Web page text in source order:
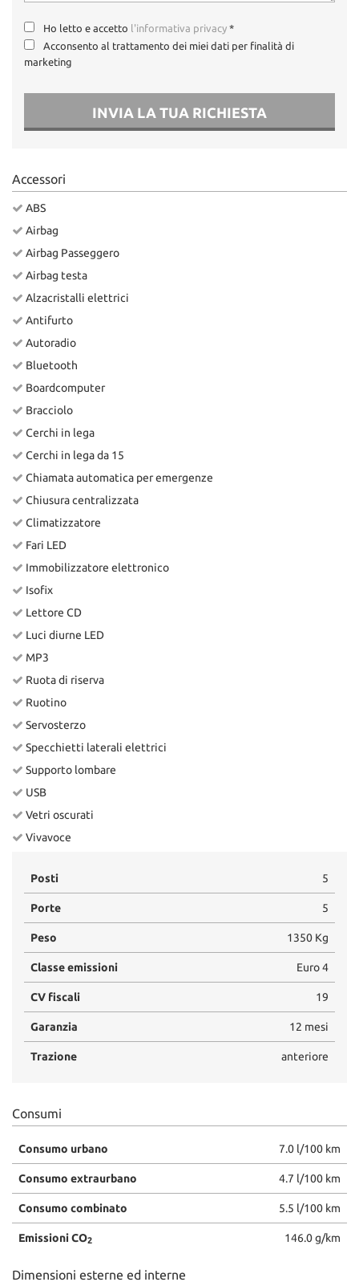
Ho letto e accetto l'informativa privacy *
Acconsento al trattamento dei miei dati per finalità di
marketing
INVIA LA TUA RICHIESTA
Accessori
ABS
Airbag
Airbag Passeggero
Airbag testa
Alzacristalli elettrici
Antifurto
Autoradio
Bluetooth
Boardcomputer
Bracciolo
Cerchi in lega
Cerchi in lega da 15
Chiamata automatica per emergenze
Chiusura centralizzata
Climatizzatore
Fari LED
Immobilizzatore elettronico
Isofix
Lettore CD
Luci diurne LED
MP3
Ruota di riserva
Ruotino
Servosterzo
Specchietti laterali elettrici
Supporto lombare
USB
Vetri oscurati
Vivavoce
Posti 5
Porte 5
Peso 1350 Kg
Classe emissioni Euro 4
CV fiscali 19
Garanzia 12 mesi
Trazione anteriore
Consumi
Consumo urbano 7.0 l/100 km
Consumo extraurbano 4.7 l/100 km
Consumo combinato 5.5 l/100 km
Emissioni CO2 146.0 g/km
Dimensioni esterne ed interne